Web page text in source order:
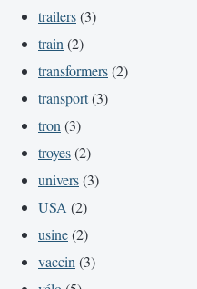
trailers(3)
train (2)
transformers(2)
transport(3)
tron (3)
troyes(2)
univers(3)
USA (2)
usine(2)
vaccin (3)